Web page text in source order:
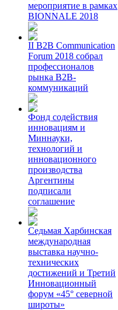
мероприятие в рамках
BIONNALE 2018
II B2B Communication
Forum 2018 собрал
профессионалов
рынка B2B-
коммуникаций
Фонд содействия
инновациям и
Миннауки,
технологий и
инновационного
производства
Аргентины
подписали
соглашение
Седьмая Харбинская
международная
выставка научно-
технических
достижений и Третий
Инновационный
форум «45° северной
широты»